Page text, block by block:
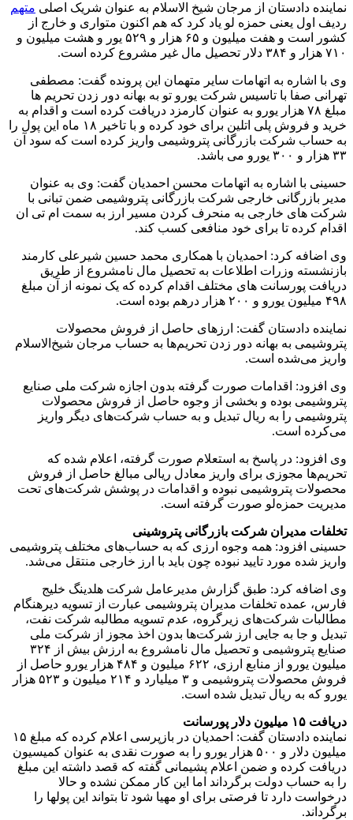
نماینده دادستان از مرجان شیخ الاسلام به عنوان شریک اصلی متهم
ردیف اول یعنی حمزه لو یاد کرد که هم اکنون متواری و خارج از
کشور است و هفت میلیون و ۶۵ هزار و ۵۲۹ یور و هشت میلیون و
۷۱۰ هزار و ۳۸۴ دلار تحصیل مال غیر مشروع کرده است.
وی با اشاره به اتهامات سایر متهمان این پرونده گفت: مصطفی
تهرانی صفا با تاسیس شرکت یورو تو به بهانه دور زدن تحریم ها
مبلغ ۷۸ هزار یورو به عنوان کارمزد دریافت کرده است و اقدام به
خرید و فروش پلی اتلین برای خود کرده و با تاخیر ۱۸ ماه این پول را
به حساب شرکت بازرگانی پتروشیمی واریز کرده است که سود آن
۳۳ هزار و ۳۰۰ یورو می باشد.
حسینی با اشاره به اتهامات محسن احمدیان گفت: وی به عنوان
مدیر بازرگانی خارجی شرکت بازرگانی پتروشیمی ضمن تبانی با
شرکت های خارجی به منحرف کردن مسیر ارز به سمت ام تی ان
اقدام کرده تا برای خود منافعی کسب کند.
وی اضافه کرد: احمدیان با همکاری محمد حسین شیرعلی کارمند
بازنشسته وزرات اطلاعات به تحصیل مال نامشروع از طریق
دریافت پورسانت های مختلف اقدام کرده که یک نمونه از آن مبلغ
۴۹۸ میلیون یورو و ۲۰۰ هزار درهم بوده است.
نماینده دادستان گفت: ارزهای حاصل از فروش محصولات
پتروشیمی به بهانه دور زدن تحریم‌ها به حساب مرجان شیخ‌الاسلام
واریز می‌شده است.
وی افزود: اقدامات صورت گرفته بدون اجازه شرکت ملی صنایع
پتروشیمی بوده و بخشی از وجوه حاصل از فروش محصولات
پتروشیمی را به ریال تبدیل و به حساب شرکت‌های دیگر واریز
می‌کرده است.
وی افزود: در پاسخ به استعلام صورت گرفته، اعلام شده که
تحریم‌ها مجوزی برای واریز معادل ریالی مبالغ حاصل از فروش
محصولات پتروشیمی نبوده و اقدامات در پوشش شرکت‌های تحت
مدیریت حمزه‌لو صورت گرفته است.
تخلفات مدیران شرکت بازرگانی پتروشینی
حسینی افزود: همه وجوه ارزی که به حساب‌های مختلف پتروشیمی
واریز شده مورد تایید نبوده چون باید با ارز خارجی منتقل می‌شد.
وی اضافه کرد: طبق گزارش مدیرعامل شرکت هلدینگ خلیج
فارس، عمده تخلفات مدیران پتروشیمی عبارت از تسویه دیرهنگام
مطالبات شرکت‌های زیرگروه، عدم تسویه مطالبه شرکت نفت،
تبدیل و جا به جایی ارز شرکت‌ها بدون اخذ مجوز از شرکت ملی
صنایع پتروشیمی و تحصیل مال نامشروع به ارزش بیش از ۳۲۴
میلیون یورو از منابع ارزی، ۶۲۲ میلیون و ۴۸۴ هزار یورو حاصل از
فروش محصولات پتروشیمی و ۳ میلیارد و ۲۱۴ میلیون و ۵۲۳ هزار
یورو که به ریال تبدیل شده است.
دریافت ۱۵ میلیون دلار پورسانت
نماینده دادستان گفت: احمدیان در بازپرسی اعلام کرده که مبلغ ۱۵
میلیون دلار و ۵۰۰ هزار یورو را به صورت نقدی به عنوان کمیسیون
دریافت کرده و ضمن اعلام پشیمانی گفته که قصد داشته این مبلغ
را به حساب دولت برگرداند اما این کار ممکن نشده و حالا
درخواست دارد تا فرصتی برای او مهیا شود تا بتواند این پولها را
برگرداند.